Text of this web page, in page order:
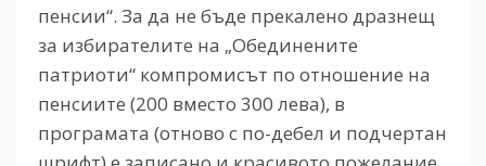
пенсии“. За да не бъде прекалено дразнещ
за избирателите на „Обединените
патриоти“ компромисът по отношение на
пенсиите (200 вместо 300 левa), в
програмата (отново с по-дебел и подчертан